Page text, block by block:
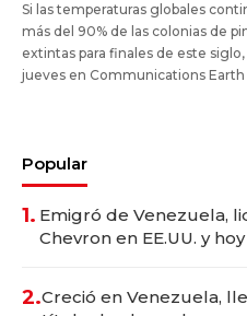
Si las temperaturas globales
más del 90% de las colonias de
extintas para finales de este
jueves en Communications
Popular
1. Emigró de Venezuela,
Chevron en EE.UU. y
2.Creció en Venezuela,